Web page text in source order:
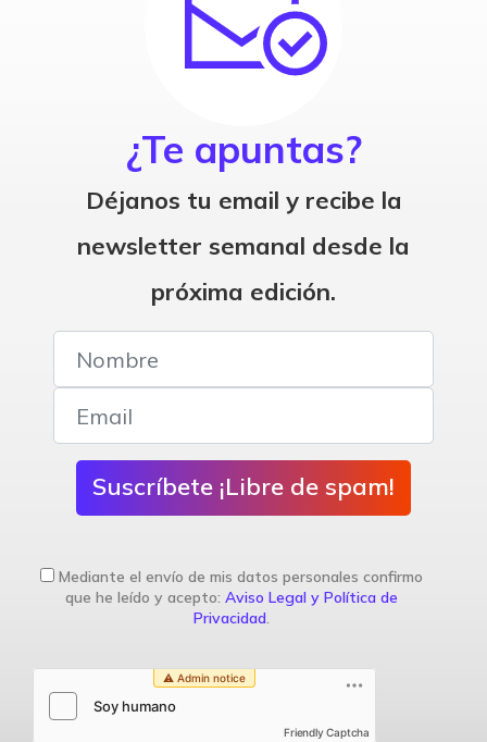
¿Te apuntas?
Déjanos tu email y recibe la
newsletter semanal desde la
próxima edición.
Suscríbete ¡Libre de spam!
Mediante el envío de mis datos personales confirmo
que he leído y acepto: Aviso Legal y Política de
Privacidad.
Friendly Captcha